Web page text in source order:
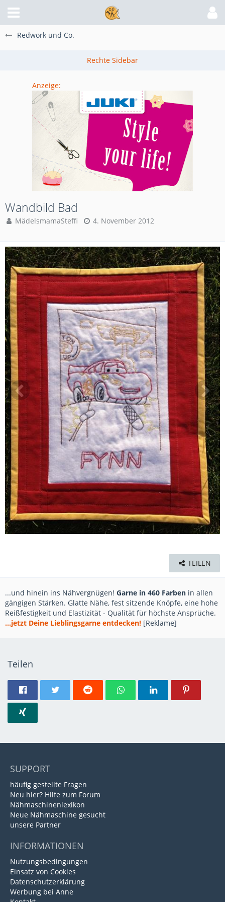
Redwork und Co.
Anzeige:
Wandbild Bad
MädelsmamaSteffi 4. November 2012
TEILEN
...und hinein ins Nähvergnügen! Garne in 460 Farben in allen
gängigen Stärken. Glatte Nähe, fest sitzende Knöpfe, eine hohe
Reißfestigkeit und Elastizität - Qualität für höchste Ansprüche.
...jetzt Deine Lieblingsgarne entdecken! [Reklame]
Teilen
SUPPORT
häufig gestellte Fragen
Neu hier? Hilfe zum Forum
Nähmaschinenlexikon
Neue Nähmaschine gesucht
unsere Partner
INFORMATIONEN
Nutzungsbedingungen
Einsatz von Cookies
Datenschutzerklärung
Werbung bei Anne